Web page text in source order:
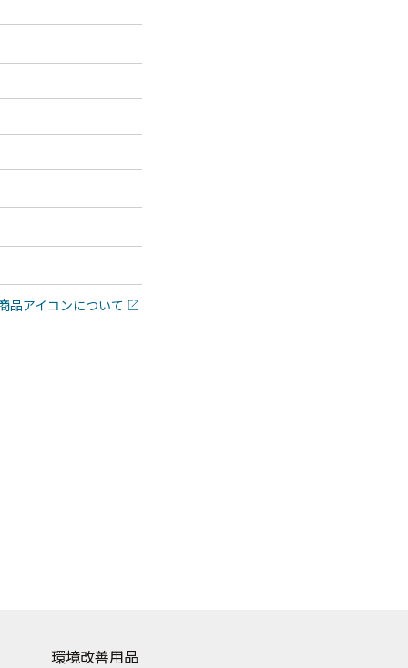
品アイコンについて
環境改善用品